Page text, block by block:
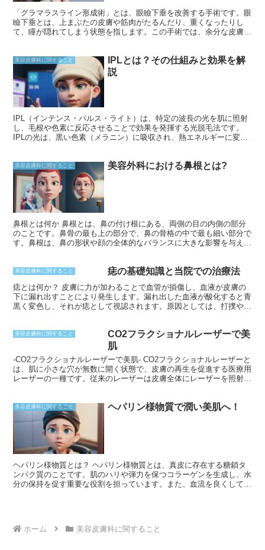
「グラマラスライン形成術」とは、眼瞼下垂を改善する手術です。眼
瞼下垂とは、上まぶたの皮膚や筋肉がたるんだり、重くなったりし
て、瞳が隠れてしまう状態を指します。この手術では、余分な皮膚や
美容皮膚科に関すること
IPLとは？その仕組みと効果を解
説
IPL（インテンス・パルス・ライト）は、特定の波長の光を肌に照射
し、毛根や色素に反応させることで効果を発揮する光脱毛法です。
IPLの光は、黒い色素（メラニン）に吸収され、熱エネルギーに変換
脱毛に比べて波長が広く、肌への負担が少なくなっています。そのた
め、広い範囲の脱毛や、肌の弱い方にも適しています。
美容皮膚科に関すること 美容外科における鼻根とは?
鼻根とは何か 鼻根とは、鼻の付け根にある、両側の目の内側の部分
のことです。鼻骨の最も上の部分で、鼻の骨格の中で最も細い部分で
す。鼻根は、鼻の形状や顔の全体的なバランスに大きな影響を与えま
ます。
美容皮膚科に関すること 痣の基礎知識と当院での治療法
痣とは何か？ 皮膚に力が加わることで血管が損傷し、血液が皮膚の
下に漏れ出すことにより発生します。漏れ出した血液が酸化すると青
黒く変色し、それが痣として視認されます。原因としては、打撲や衝
診することが推奨されます。
美容皮膚科に関すること
CO2フラクショナルレーザーで美
肌
-CO2フラクショナルレーザーで美肌- CO2フラクショナルレーザーと
は、肌に小さな穴が無数に開く状態で、皮膚の再生を促進する医療用
レーザーの一種です。従来のレーザーは皮膚全体にレーザーを照射し
熱を伝えることができます。この結果、真皮層のコラーゲンやエラス
チンなどのタンパク質の生成が活性化され、肌の弾力性やハリが向上
します。
美容皮膚科に関すること ヘパリン様物質で潤い美肌へ！
ヘパリン様物質とは？ ヘパリン様物質とは、真皮に存在する糖鎖タ
ンパク質のことです。肌のハリや弾力を保つコラーゲンを生成し、水
分の保持を促す重要な役割を担っています。また、血流を良くして炎
ホーム
美容皮膚科に関すること